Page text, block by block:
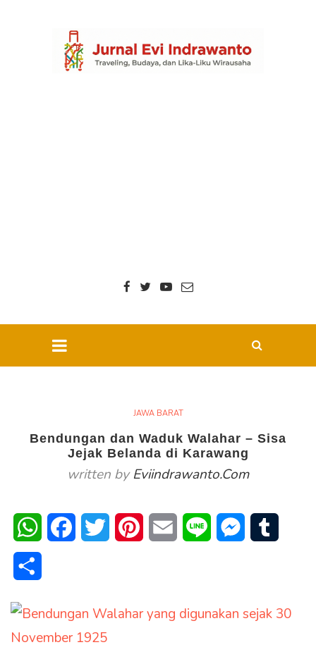
JAWA BARAT
Bendungan dan Waduk Walahar – Sisa
Jejak Belanda di Karawang
written byEviindrawanto.com
WhatsAppFacebookTwitter PinterestEmail Line Messenger